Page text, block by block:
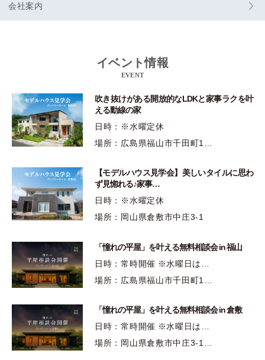
会社案内
イベント情報
EVENT
吹き抜けがある開放的なLDKと家事ラクを叶
える動線の家
日時：※水曜定休
場所：広島県福山市千田町1…
【モデルハウス見学会】美しいタイルに思わ
ず見惚れる♪家事…
日時：※水曜定休
場所：岡山県倉敷市中庄3-1
「憧れの平屋」を叶える無料相談会 in 福山
日時：常時開催 ※水曜日は…
場所：広島県福山市千田町1…
「憧れの平屋」を叶える無料相談会 in 倉敷
日時：常時開催 ※水曜日は…
場所：岡山県倉敷市中庄3-1…